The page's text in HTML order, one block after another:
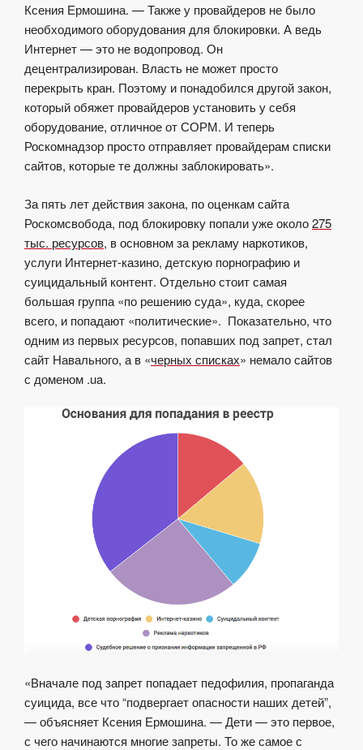
Ксения Ермошина. — Также у провайдеров не было
необходимого оборудования для блокировки. А ведь
Интернет — это не водопровод. Он
децентрализирован. Власть не может просто
перекрыть кран. Поэтому и понадобился другой закон,
который обяжет провайдеров установить у себя
оборудование, отличное от СОРМ. И теперь
Роскомнадзор просто отправляет провайдерам списки
сайтов, которые те должны заблокировать».
За пять лет действия закона, по оценкам сайта
Роскомсвобода, под блокировку попали уже около275
тыс. ресурсов, в основном за рекламу наркотиков,
услуги Интернет-казино, детскую порнографию и
суицидальный контент. Отдельно стоит самая
большая группа «по решению суда», куда, скорее
всего, и попадают «политические». Показательно, что
одним из первых ресурсов, попавших под запрет, стал
сайт Навального, а в «черных списках» немало сайтов
с доменом .ua.
«Вначале под запрет попадает педофилия, пропаганда
суицида, все что “подвергает опасности наших детей”,
— объясняет Ксения Ермошина. — Дети — это первое,
с чего начинаются многие запреты. То же самое с